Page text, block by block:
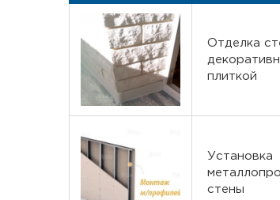
Отделка
плиткой
Установка
стены